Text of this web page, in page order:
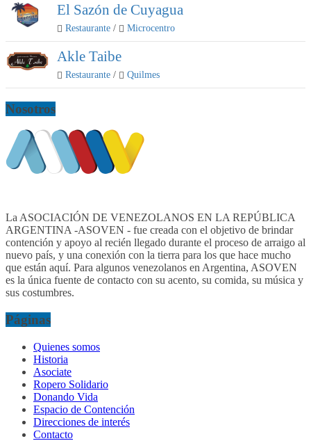
El Sazón de Cuyagua
Restaurante / Microcentro
Akle Taibe
Restaurante / Quilmes
Nosotros
La ASOCIACIÓN DE VENEZOLANOS EN LA REPÚBLICA
ARGENTINA -ASOVEN - fue creada con el objetivo de brindar
contención y apoyo al recién llegado durante el proceso de arraigo al
nuevo país, y una conexión con la tierra para los que hace mucho
que están aquí. Para algunos venezolanos en Argentina, ASOVEN
es la única fuente de contacto con su acento, su comida, su música y
sus costumbres.
Páginas
Quienes somos
Historia
Asociate
Ropero Solidario
Donando Vida
Espacio de Contención
Direcciones de interés
Contacto